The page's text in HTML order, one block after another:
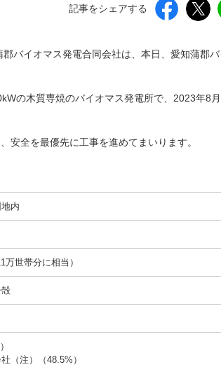
記事をシェアする
バイオマス発電合同会社は、本日、愛知蒲郡
の木質専焼のバイオマス発電所で、2023年8
安全を最優先に工事を進めてまいります。
内
世帯分に相当）
（注）（48.5%）